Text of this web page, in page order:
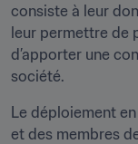
consiste à leur
leur permettre de
d’apporter une
société.
Le déploiement
et des membres